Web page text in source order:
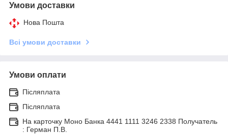
Умови доставки
Нова Пошта
Всі умови доставки
Умови оплати
Післяплата
Післяплата
На карточку Моно Банка 4441 1111 3246 2338 Получатель
: Герман П.В.